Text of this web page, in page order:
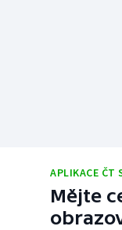
APLIKACE ČT
Mějte